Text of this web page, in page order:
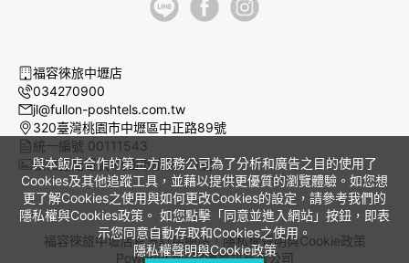
與本飯店合作的第三方服務公司為了分析和廣告之目的使用了
Cookies及其他追蹤工具，並藉以提供更優質的瀏覽體驗。如您想
更了解Cookies之使用與如何更改Cookies的設定，請參考我們的
隱私權與Cookies政策。 如您點擊「同意並進入網站」按鈕，即表
示您同意自動存取和Cookies之使用。
隱私權聲明與Cookie政策
福容徠旅中壢店
034270900
jl@fullon-poshtels.com.tw
320臺灣桃園市中壢區中正路89號
統一編號 00111543
旅宿登記證號 桃園市旅館051號
福容徠旅中壢店官方訂房網站｜隱私權聲明與Cookie政策
Powered by曜通資訊有限公司